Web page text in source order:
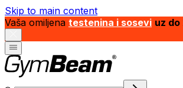
Skip to main content
Vaša omiljena testenina i sosevi uz